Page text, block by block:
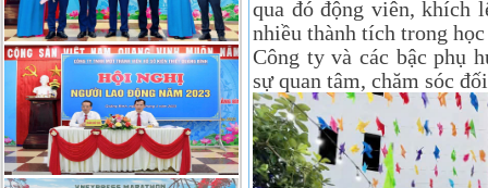
qua đó động viên, khích
nhiều thành tích trong
Công ty và các bậc phụ
sự quan tâm, chăm sóc